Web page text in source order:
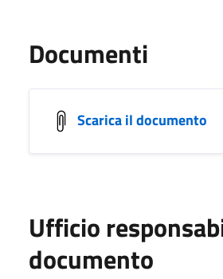
Documenti
Scarica il documento
Ufficio
documento